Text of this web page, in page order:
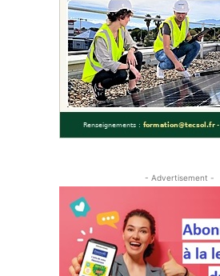
- Advertisement -